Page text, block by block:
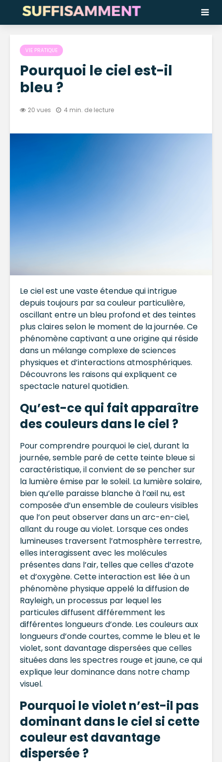
VIE PRATIQUE
Pourquoi le ciel est-il
bleu ?
20 vues 4 min. de lecture
Le ciel est une vaste étendue qui intrigue
depuis toujours par sa couleur particulière,
oscillant entre un bleu profond et des teintes
plus claires selon le moment de la journée. Ce
phénomène captivant a une origine qui réside
dans un mélange complexe de sciences
physiques et d’interactions atmosphériques.
Découvrons les raisons qui expliquent ce
spectacle naturel quotidien.
Qu’est-ce qui fait apparaître
des couleurs dans le ciel ?
Pour comprendre pourquoi le ciel, durant la
journée, semble paré de cette teinte bleue si
caractéristique, il convient de se pencher sur
la lumière émise par le soleil. La lumière solaire,
bien qu’elle paraisse blanche à l’œil nu, est
composée d’un ensemble de couleurs visibles
que l’on peut observer dans un arc-en-ciel,
allant du rouge au violet. Lorsque ces ondes
lumineuses traversent l’atmosphère terrestre,
elles interagissent avec les molécules
présentes dans l’air, telles que celles d’azote
et d’oxygène. Cette interaction est liée à un
phénomène physique appelé la diffusion de
Rayleigh, un processus par lequel les
particules diffusent différemment les
différentes longueurs d’onde. Les couleurs aux
longueurs d’onde courtes, comme le bleu et le
violet, sont davantage dispersées que celles
situées dans les spectres rouge et jaune, ce qui
explique leur dominance dans notre champ
visuel.
Pourquoi le violet n’est-il pas
dominant dans le ciel si cette
couleur est davantage
dispersée ?